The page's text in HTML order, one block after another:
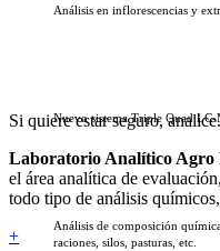
Análisis en inflorescencias y
Nuevo sistema Triple Quad LC-
Análisis de composición
raciones, silos, pasturas, etc.
Si quiere estar seguro, analice.
Laboratorio Analítico Agro
el área analítica de
todo tipo de análisis
+